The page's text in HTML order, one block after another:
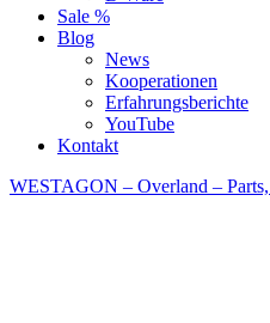
Sale %
Blog
News
Kooperationen
Erfahrungsberichte
YouTube
Kontakt
WESTAGON – Overland –